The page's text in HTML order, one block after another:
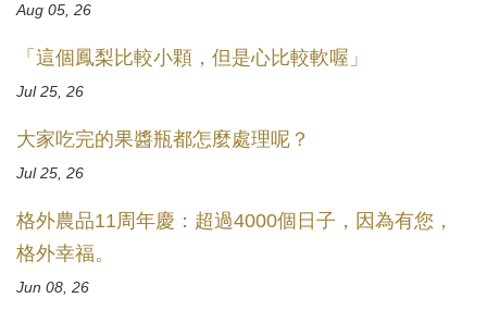
Aug 05, 26
「這個鳳梨比較小顆，但是心比較軟喔」
Jul 25, 26
大家吃完的果醬瓶都怎麼處理呢？
Jul 25, 26
格外農品11周年慶：超過4000個日子，因為有您，
格外幸福。
Jun 08, 26